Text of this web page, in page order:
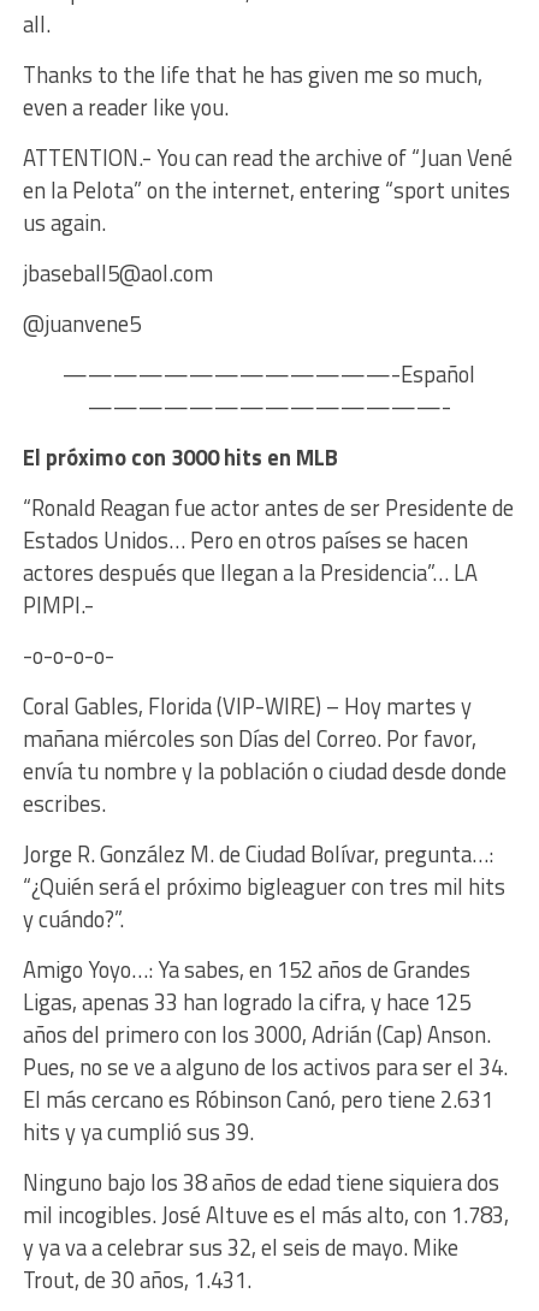
all.
Thanks to the life that he has given me so much,
even a reader like you.
ATTENTION.- You can read the archive of “Juan Vené
en la Pelota” on the internet, entering “sport unites
us again.
jbaseball5@aol.com
@juanvene5
—————————————-Español
——————————————-
El próximo con 3000 hits en MLB
“Ronald Reagan fue actor antes de ser Presidente de
Estados Unidos… Pero en otros países se hacen
actores después que llegan a la Presidencia”… LA
PIMPI.-
-o-o-o-o-
Coral Gables, Florida (VIP-WIRE) – Hoy martes y
mañana miércoles son Días del Correo. Por favor,
envía tu nombre y la población o ciudad desde donde
escribes.
Jorge R. González M. de Ciudad Bolívar, pregunta…:
“¿Quién será el próximo bigleaguer con tres mil hits
y cuándo?”.
Amigo Yoyo…: Ya sabes, en 152 años de Grandes
Ligas, apenas 33 han logrado la cifra, y hace 125
años del primero con los 3000, Adrián (Cap) Anson.
Pues, no se ve a alguno de los activos para ser el 34.
El más cercano es Róbinson Canó, pero tiene 2.631
hits y ya cumplió sus 39.
Ninguno bajo los 38 años de edad tiene siquiera dos
mil incogibles. José Altuve es el más alto, con 1.783,
y ya va a celebrar sus 32, el seis de mayo. Mike
Trout, de 30 años, 1.431.